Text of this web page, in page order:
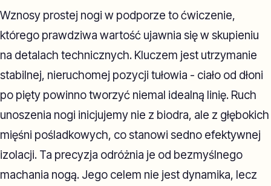
Wznosy prostej nogi w podporze to ćwiczenie,
którego prawdziwa wartość ujawnia się w skupieniu
na detalach technicznych. Kluczem jest utrzymanie
stabilnej, nieruchomej pozycji tułowia - ciało od dłoni
po pięty powinno tworzyć niemal idealną linię. Ruch
unoszenia nogi inicjujemy nie z biodra, ale z głębokich
mięśni pośladkowych, co stanowi sedno efektywnej
izolacji. Ta precyzja odróżnia je od bezmyślnego
machania nogą. Jego celem nie jest dynamika, lecz